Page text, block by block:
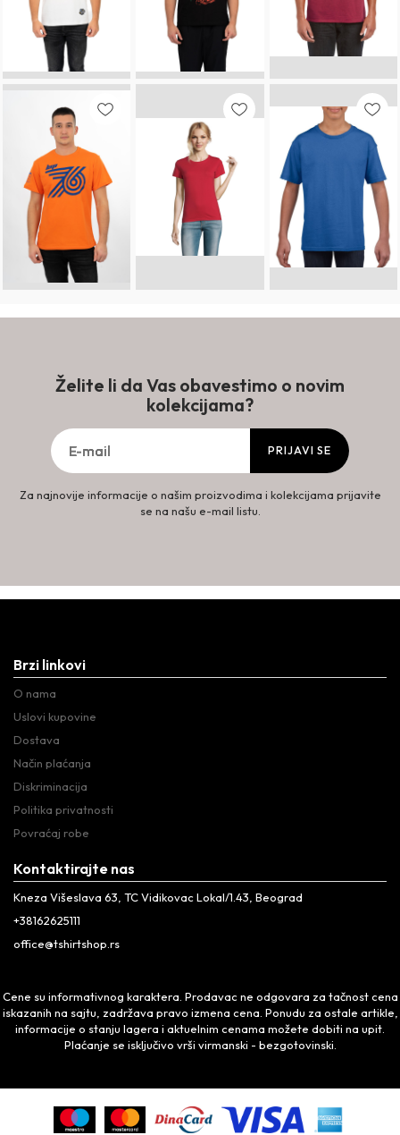
Želite li da Vas obavestimo o novim
kolekcijama?
PRIJAVI SE
Za najnovije informacije o našim proizvodima i kolekcijama prijavite
se na našu e-mail listu.
Brzi linkovi
O nama
Uslovi kupovine
Dostava
Način plaćanja
Diskriminacija
Politika privatnosti
Povraćaj robe
Kontaktirajte nas
Kneza Višeslava 63, TC Vidikovac Lokal/1.43, Beograd
+38162625111
office@tshirtshop.rs
Cene su informativnog karaktera. Prodavac ne odgovara za tačnost cena
iskazanih na sajtu, zadržava pravo izmena cena. Ponudu za ostale artikle,
informacije o stanju lagera i aktuelnim cenama možete dobiti na upit.
Plaćanje se isključivo vrši virmanski - bezgotovinski.